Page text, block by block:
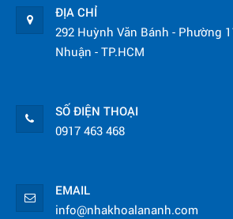
ĐỊA CHỈ
292 Huỳnh Văn Bánh - Phường
Nhuận - TP.HCM
SỐ ĐIỆN THOẠI
0917 463 468
EMAIL
info@nhakhoalananh.com